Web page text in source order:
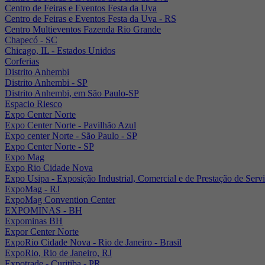
Centro de Feiras e Eventos Festa da Uva
Centro de Feiras e Eventos Festa da Uva - RS
Centro Multieventos Fazenda Rio Grande
Chapecó - SC
Chicago, IL - Estados Unidos
Corferias
Distrito Anhembi
Distrito Anhembi - SP
Distrito Anhembi, em São Paulo-SP
Espacio Riesco
Expo Center Norte
Expo Center Norte - Pavilhão Azul
Expo center Norte - São Paulo - SP
Expo Center Norte - SP
Expo Mag
Expo Rio Cidade Nova
Expo Usipa - Exposição Industrial, Comercial e de Prestação de
ExpoMag - RJ
ExpoMag Convention Center
EXPOMINAS - BH
Expominas BH
Expor Center Norte
ExpoRio Cidade Nova - Rio de Janeiro - Brasil
ExpoRio, Rio de Janeiro, RJ